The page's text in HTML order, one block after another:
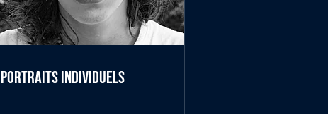
Portraits Individuels